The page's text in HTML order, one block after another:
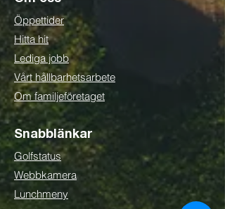
Öppettider
Hitta hit
Lediga jobb
Vårt hållbarhetsarbete
Om familjeföretaget
Snabblänkar
Golfstatus
Webbkamera
Lunchmeny